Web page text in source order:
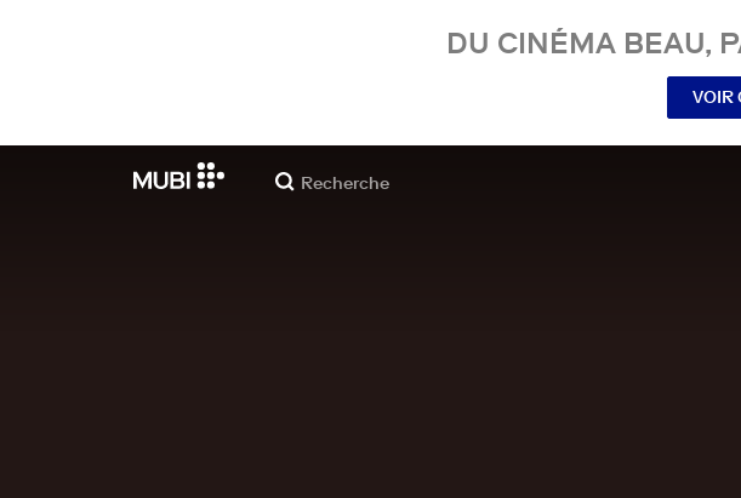
DU CINÉMA BEAU,
VOIR